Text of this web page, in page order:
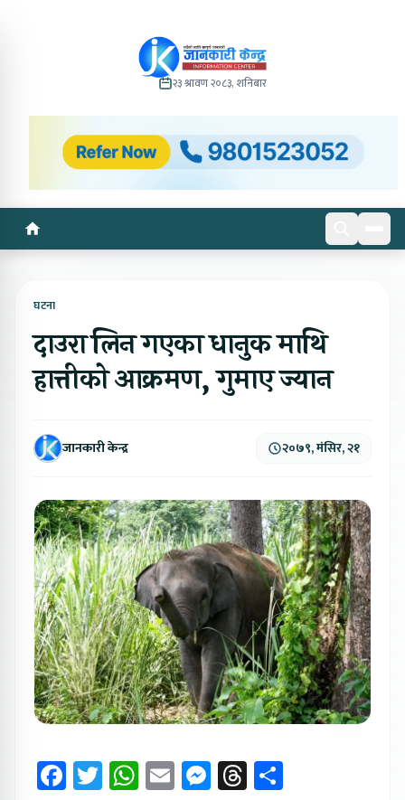
२३ श्रावण २०८३, शनिबार
घटना
दाउरा लिन गएका धानुक माथि
हात्तीको आक्रमण, गुमाए ज्यान
जानकारी केन्द्र २०७९, मंसिर, २१
Facebook
Twitter
WhatsApp
EmailMessenger
Threads